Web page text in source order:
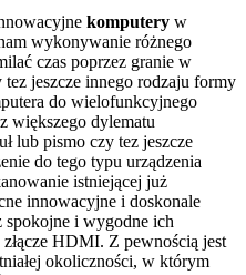
komputery w
wykonywanie różnego
czas poprzez granie w
jeszcze innego rodzaju formy
do wielofunkcyjnego
większego dylematu
lub pismo czy tez jeszcze
do tego typu urządzenia
istniejącej już
innowacyjne i doskonale
spokojne i wygodne ich
HDMI. Z pewnością jest
okoliczności, w którym